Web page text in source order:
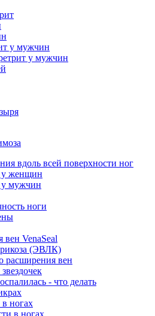
у мужчин
у мужчин
вдоль всей поверхности ног
у женщин
у мужчин
ноги
вен VenaSeal
(ЭВЛК)
расширения вен
- что делать
ногах
в ногах